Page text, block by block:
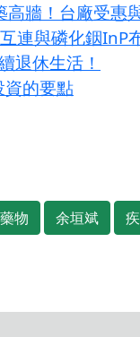
高牆！台廠受惠
連與磷化銦InP
退休生活！
資的要點
藥物 余垣斌